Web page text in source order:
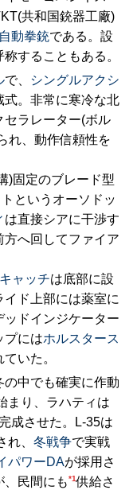
共和国銃器工廠)
自動拳銃である。設
することもある。
で、
シングルアクシ
式。非常に寒冷な北
セラレーター(ボル
れ、動作信頼性を
)固定のブレード型
というオーソドッ
は直接シアに干渉す
方へ回してファイア
ャッチは底部に設
ド上部には薬室に
ドインジケーター
プにはホルスタース
いた。
中でも確実に作動
まり、ラハティは
成させた。L-35は
、 冬戦争で実戦
パワーDAが採用さ
、民間にも*1供給さ